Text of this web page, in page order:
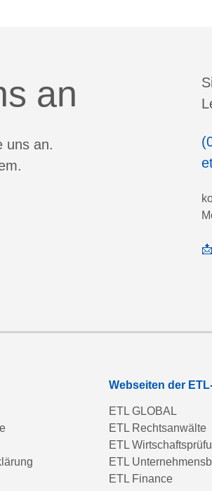
an
uns an.
📩
Webseiten der
ETL GLOBAL
ETL Rechtsanwälte
ETL
ETL
ETL Finance